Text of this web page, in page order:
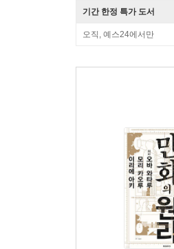
기간 한정 특가 도서
오직, 예스24에서만